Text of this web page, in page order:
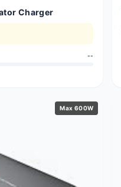
Charger
--
Max 600W